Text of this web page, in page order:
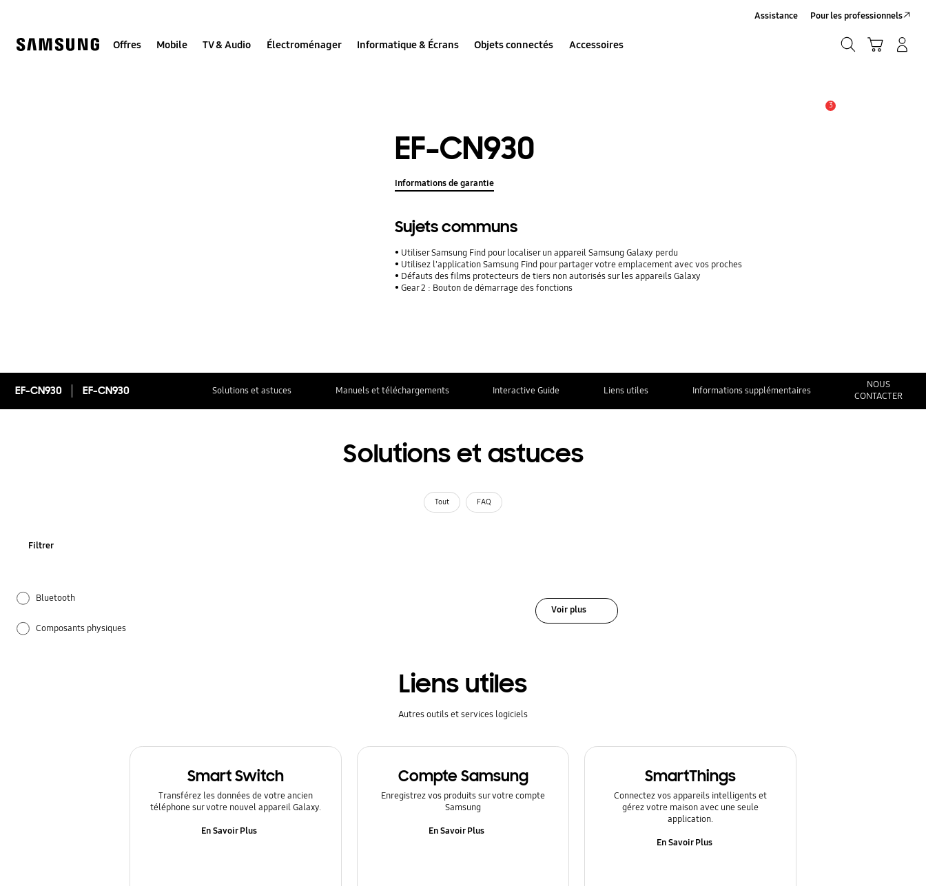
Offres Mobile TV & Audio Électroménager Informatique & Écrans Objets connectés Accessoires
Assistance Pour les professionnels
3
EF-CN930
Informations de garantie
Sujets communs
Utiliser Samsung Find pour localiser un appareil Samsung Galaxy perdu
Utilisez l'application Samsung Find pour partager votre emplacement avec vos proches
Défauts des films protecteurs de tiers non autorisés sur les appareils Galaxy
Gear 2 : Bouton de démarrage des fonctions
EF-CN930 EF-CN930 Solutions et astuces Manuels et téléchargements Interactive Guide Liens utiles Informations supplémentaires
NOUS
CONTACTER
Solutions et astuces
Tout FAQ
Filtrer
Bluetooth
Composants physiques
Voir plus
Liens utiles
Autres outils et services logiciels
Smart Switch
Transférez les données de votre ancien
téléphone sur votre nouvel appareil Galaxy.
En Savoir Plus
Compte Samsung
Enregistrez vos produits sur votre compte
Samsung
En Savoir Plus
SmartThings
Connectez vos appareils intelligents et
gérez votre maison avec une seule
application.
En Savoir Plus